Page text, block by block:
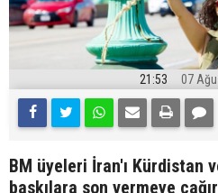
21:53 07
BM üyeleri İran'ı Kürdistan
baskılara son vermeye